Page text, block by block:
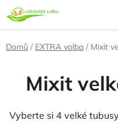
Přejít
na
obsah
Domů / EXTRA volba / Mixit
Mixit
Vyberte si 4 velké